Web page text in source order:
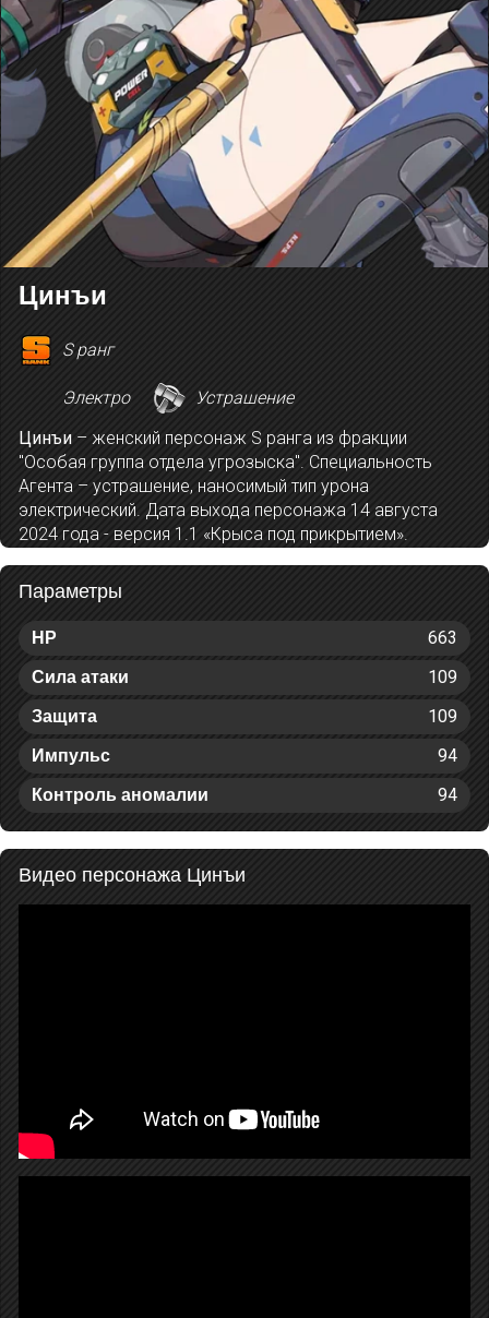
Цинъи
S ранг
Электро
Устрашение
Цинъи – женский персонаж S ранга из фракции
"Особая группа отдела угрозыска". Специальность
Агента – устрашение, наносимый тип урона
электрический. Дата выхода персонажа 14 августа
2024 года - версия 1.1 «Крыса под прикрытием».
Параметры
HP 663
Сила атаки 109
Защита 109
Импульс 94
Контроль аномалии 94
Видео персонажа Цинъи